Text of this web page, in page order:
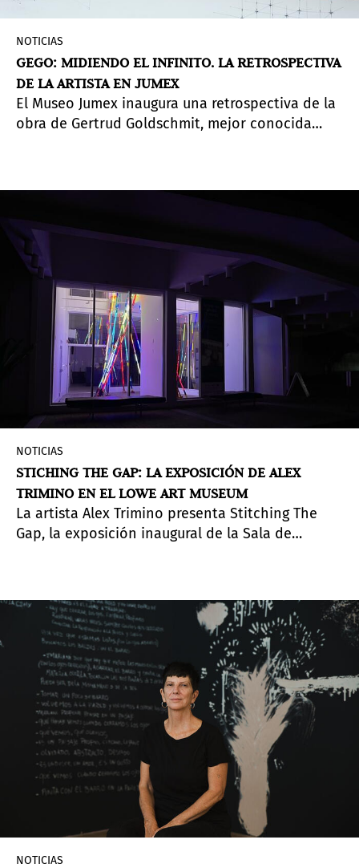
NOTICIAS
GEGO: MIDIENDO EL INFINITO. LA RETROSPECTIVA
DE LA ARTISTA EN JUMEX
El Museo Jumex inaugura una retrospectiva de la
obra de Gertrud Goldschmit, mejor conocida
dibujo, grabado, tela, instalaciones, arte público
y pedagogía.
NOTICIAS
STICHING THE GAP: LA EXPOSICIÓN DE ALEX
TRIMINO EN EL LOWE ART MUSEUM
La artista Alex Trimino presenta Stitching The
Gap, la exposición inaugural de la Sala de
NOTICIAS